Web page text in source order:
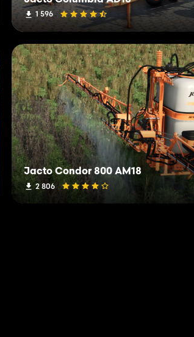
1 596
Jacto Condor 800 AM18
2 806